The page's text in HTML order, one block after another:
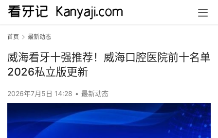
首页 最新动态
威海看牙十强推荐！威海口腔医院前十名单
2026私立版更新
2026年7月5日 14:28 • 最新动态